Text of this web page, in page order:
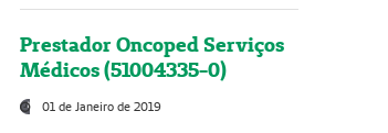
Prestador Oncoped Serviços
Médicos (51004335-0)
01 de Janeiro de 2019